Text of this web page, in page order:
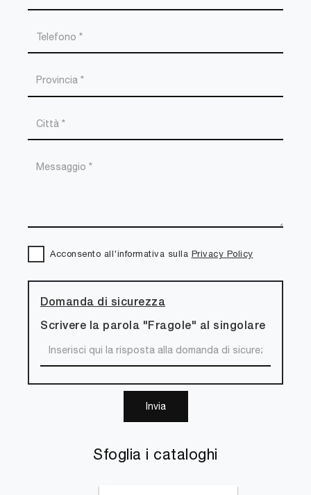
Sfoglia i cataloghi
Acconsento all'informativa sulla Privacy Policy
Domanda di sicurezza
Scrivere la parola "Fragole" al singolare
Invia